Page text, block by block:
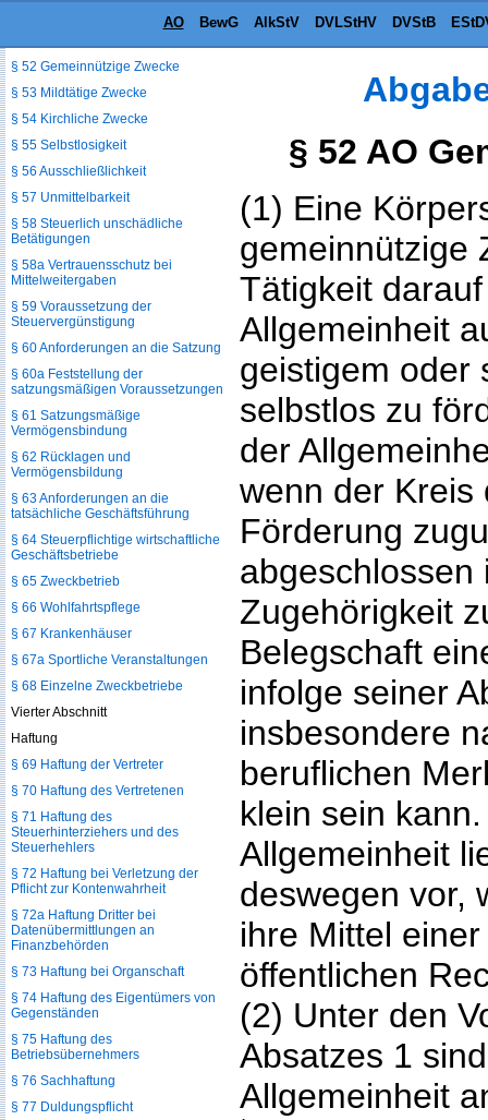
AO BewG AlkStV DVLStHV DVStB
§ 52 AO
(1) Eine
gemeinnützige
Tätigkeit
Allgemeinheit
geistigem oder
selbstlos zu
der
wenn der Kreis
Förderung
abgeschlossen
Zugehörigkeit
Belegschaft
infolge seiner
insbesondere
beruflichen
klein sein
Allgemeinheit
deswegen vor,
ihre Mittel
öffentlichen
(2) Unter den
Absatzes 1
Allgemeinheit
Steuerbegünstigte Zwecke
§ 52 Gemeinnützige Zwecke
§ 53 Mildtätige Zwecke
§ 54 Kirchliche Zwecke
§ 55 Selbstlosigkeit
§ 56 Ausschließlichkeit
§ 57 Unmittelbarkeit
§ 58 Steuerlich unschädliche
Betätigungen
§ 58a Vertrauensschutz bei
Mittelweitergaben
§ 59 Voraussetzung der
Steuervergünstigung
§ 60 Anforderungen an die Satzung
§ 60a Feststellung der
satzungsmäßigen Voraussetzungen
§ 61 Satzungsmäßige
Vermögensbindung
§ 62 Rücklagen und
Vermögensbildung
§ 63 Anforderungen an die
tatsächliche Geschäftsführung
§ 64 Steuerpflichtige wirtschaftliche
Geschäftsbetriebe
§ 65 Zweckbetrieb
§ 66 Wohlfahrtspflege
§ 67 Krankenhäuser
§ 67a Sportliche Veranstaltungen
§ 68 Einzelne Zweckbetriebe
Vierter Abschnitt
Haftung
§ 69 Haftung der Vertreter
§ 70 Haftung des Vertretenen
§ 71 Haftung des
Steuerhinterziehers und des
Steuerhehlers
§ 72 Haftung bei Verletzung der
Pflicht zur Kontenwahrheit
§ 72a Haftung Dritter bei
Datenübermittlungen an
Finanzbehörden
§ 73 Haftung bei Organschaft
§ 74 Haftung des Eigentümers von
Gegenständen
§ 75 Haftung des
Betriebsübernehmers
§ 76 Sachhaftung
§ 77 Duldungspflicht